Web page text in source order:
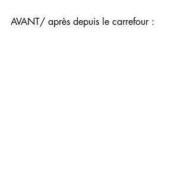
AVANT/ après depuis le carrefour :